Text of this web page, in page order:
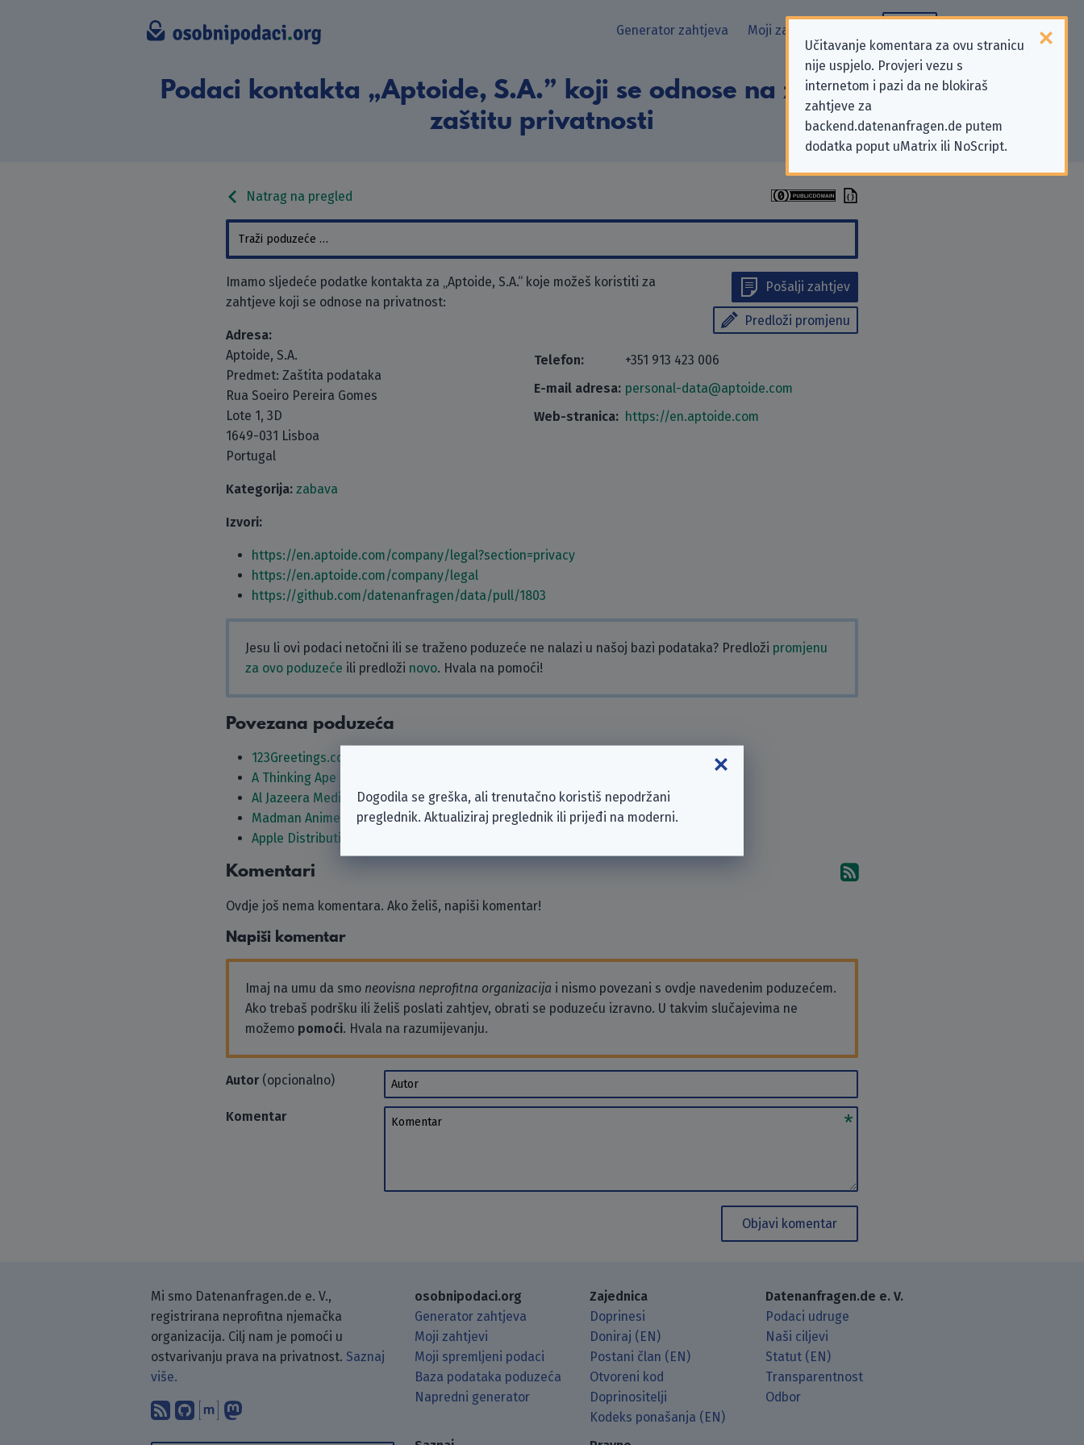
Učitavanje komentara za ovu stranicu
nije uspjelo. Provjeri vezu s
internetom i pazi da ne blokiraš
zahtjeve za
backend.datenanfragen.de putem
dodatka poput uMatrix ili NoScript.
Generator zahtjeva Moji zahtjevi
Podaci kontakta „Aptoide, S.A.” koji se odnose na zahtjeve za
zaštitu privatnosti
Natrag na pregled
Pošalji zahtjev
Predloži promjenu
Imamo sljedeće podatke kontakta za „Aptoide, S.A.“ koje možeš koristiti za
zahtjeve koji se odnose na privatnost:
Adresa:
Aptoide, S.A.
Predmet: Zaštita podataka
Rua Soeiro Pereira Gomes
Lote 1, 3D
1649-031 Lisboa
Portugal
Telefon:
+351 913 423 006
E-mail adresa: personal-data@aptoide.com
Web-stranica: https://en.aptoide.com
Kategorija: zabava
Izvori:
https://en.aptoide.com/company/legal?section=privacy
https://en.aptoide.com/company/legal
https://github.com/datenanfragen/data/pull/1803
Jesu li ovi podaci netočni ili se traženo poduzeće ne nalazi u našoj bazi podataka? Predloži promjenu
za ovo poduzeće ili predloži novo. Hvala na pomoći!
Povezana poduzeća
123Greetings.com Inc.
A Thinking Ape Entertainment Ltd.
Al Jazeera Media Network
Madman Anime Group Pty Ltd
Apple Distribution International Ltd.
Komentari Pretplati se na komentare
Ovdje još nema komentara. Ako želiš, napiši komentar!
Napiši komentar
Imaj na umu da smo neovisna neprofitna organizacija i nismo povezani s ovdje navedenim poduzećem.
Ako trebaš podršku ili želiš poslati zahtjev, obrati se poduzeću izravno. U takvim slučajevima ne
možemo pomoći. Hvala na razumijevanju.
Autor(opcionalno) Autor
Komentar Komentar
Objavi komentar
Mi smo Datenanfragen.de e. V.,
registrirana neprofitna njemačka
organizacija. Cilj nam je pomoći u
ostvarivanju prava na privatnost. Saznaj
više.
Pretplati se na naš blog koristeći RSS čitač.
Pronađi nas na GitHubu.
Raspravljaj s nama putem Matrixa.
Prati nas na Mastodonu.
osobnipodaci.org
Generator zahtjeva
Moji zahtjevi
Moji spremljeni podaci
Baza podataka poduzeća
Napredni generator
Zajednica
Doprinesi
Doniraj (EN)
Postani član (EN)
Otvoreni kod
Doprinositelji
Kodeks ponašanja (EN)
Datenanfragen.de e. V.
Podaci udruge
Naši ciljevi
Statut (EN)
Transparentnost
Odbor
Dogodila se greška, ali trenutačno koristiš nepodržani
preglednik. Aktualiziraj preglednik ili prijeđi na moderni.